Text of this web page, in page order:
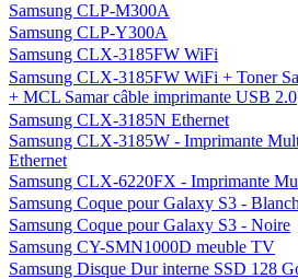
Samsung CLP-M300A
Samsung CLP-Y300A
Samsung CLX-3185FW WiFi
Samsung CLX-3185FW WiFi + Toner
+ MCL Samar câble imprimante USB 2.0
Samsung CLX-3185N Ethernet
Samsung CLX-3185W - Imprimante
Ethernet
Samsung CLX-6220FX - Imprimante
Samsung Coque pour Galaxy S3 -
Samsung Coque pour Galaxy S3 - Noire
Samsung CY-SMN1000D meuble TV
Samsung Disque Dur interne SSD 128